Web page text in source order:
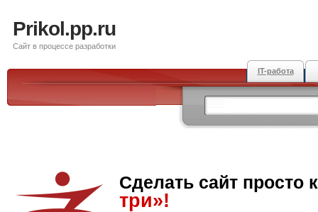
Prikol.pp.ru
Сайт в процессе разработки
IT-работа
Сделать сайт просто
три»!